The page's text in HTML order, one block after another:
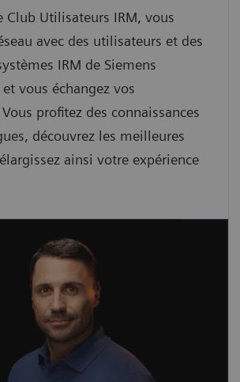
Club Utilisateurs IRM, vous
avec des utilisateurs et des
IRM de Siemens
vous échangez vos
profitez des connaissances
découvrez les meilleures
ainsi votre expérience